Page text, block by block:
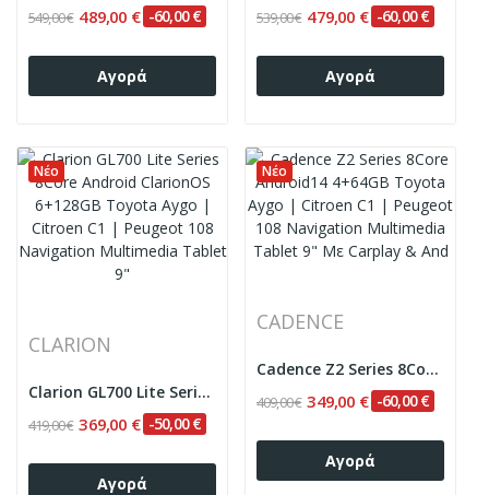
549,00 € 489,00 € -60,00 €
Αγορά
539,00 € 479,00 € -60,00 €
Αγορά
Νέο
CLARION
Clarion GL700 Lite Series 8Core Android...
419,00 € 369,00 € -50,00 €
Αγορά
Νέο
CADENCE
Cadence Z2 Series 8Core Android14 4+64GB Toyota...
409,00 € 349,00 € -60,00 €
Αγορά